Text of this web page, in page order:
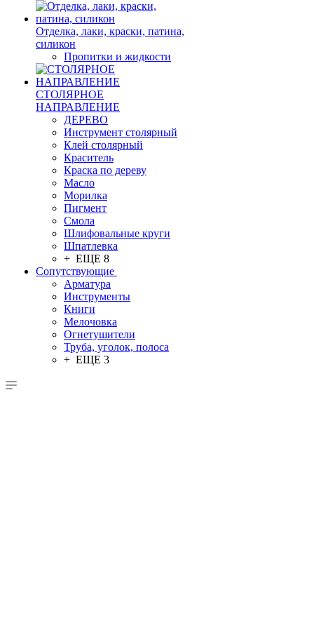
Отделка, лаки, краски, патина,
силикон
Пропитки и жидкости
СТОЛЯРНОЕ
НАПРАВЛЕНИЕ
ДЕРЕВО
Инструмент столярный
Клей столярный
Краситель
Краска по дереву
Масло
Морилка
Пигмент
Смола
Шлифовальные круги
Шпатлевка
+ ЕЩЕ 8
Сопутствующие
Арматура
Инструменты
Книги
Мелочовка
Огнетушители
Труба, уголок, полоса
+ ЕЩЕ 3